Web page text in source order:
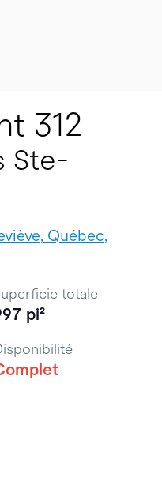
312
Ste-
Québec,
totale
pi²